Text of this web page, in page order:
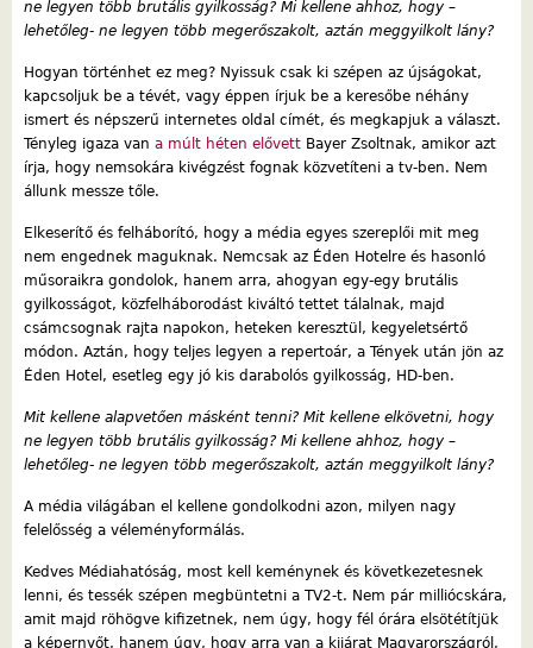
ne legyen több brutális gyilkosság? Mi kellene ahhoz, hogy –
lehetőleg- ne legyen több megerőszakolt, aztán meggyilkolt lány?
Hogyan történhet ez meg? Nyissuk csak ki szépen az újságokat,
kapcsoljuk be a tévét, vagy éppen írjuk be a keresőbe néhány
ismert és népszerű internetes oldal címét, és megkapjuk a választ.
Tényleg igaza van a múlt héten elővett Bayer Zsoltnak, amikor azt
írja, hogy nemsokára kivégzést fognak közvetíteni a tv-ben. Nem
állunk messze tőle.
Elkeserítő és felháborító, hogy a média egyes szereplői mit meg
nem engednek maguknak. Nemcsak az Éden Hotelre és hasonló
műsoraikra gondolok, hanem arra, ahogyan egy-egy brutális
gyilkosságot, közfelháborodást kiváltó tettet tálalnak, majd
csámcsognak rajta napokon, heteken keresztül, kegyeletsértő
módon. Aztán, hogy teljes legyen a repertoár, a Tények után jön az
Éden Hotel, esetleg egy jó kis darabolós gyilkosság, HD-ben.
Mit kellene alapvetően másként tenni? Mit kellene elkövetni, hogy
ne legyen több brutális gyilkosság? Mi kellene ahhoz, hogy –
lehetőleg- ne legyen több megerőszakolt, aztán meggyilkolt lány?
A média világában el kellene gondolkodni azon, milyen nagy
felelősség a véleményformálás.
Kedves Médiahatóság, most kell keménynek és következetesnek
lenni, és tessék szépen megbüntetni a TV2-t. Nem pár milliócskára,
amit majd röhögve kifizetnek, nem úgy, hogy fél órára elsötétítjük
a képernyőt, hanem úgy, hogy arra van a kijárat Magyarországról,